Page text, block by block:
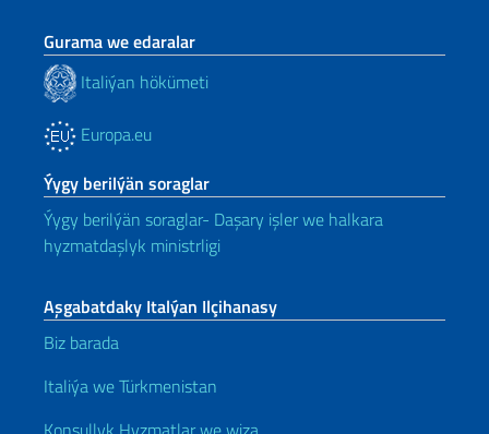
Gurama we edaralar
Italiýan hökümeti
Europa.eu
Ýygy berilýän soraglar
Ýygy berilýän soraglar- Daşary işler we halkara
hyzmatdaşlyk ministrligi
Aşgabatdaky Italýan Ilçihanasy
Biz barada
Italiýa we Türkmenistan